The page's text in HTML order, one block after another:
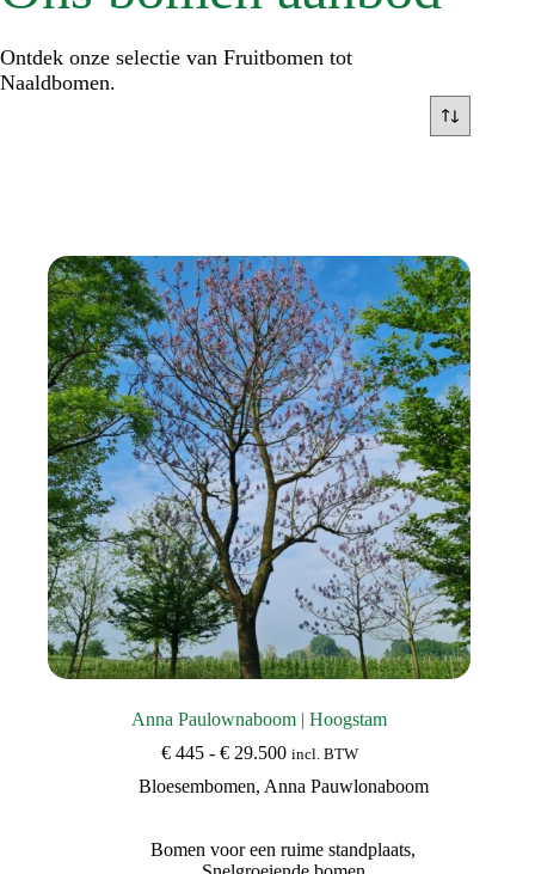
Ontdek onze selectie van Fruitbomen tot
Naaldbomen.
Anna Paulownaboom | Hoogstam
€445 - €29.500Prijsklasse:
tot
incl. BTW
Bloesembomen, Anna Pauwlonaboom
Bomen voor een ruime standplaats,